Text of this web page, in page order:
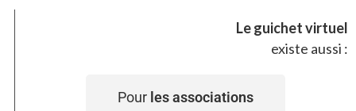
Le guichet virtuel
existe aussi :
Pour les associations